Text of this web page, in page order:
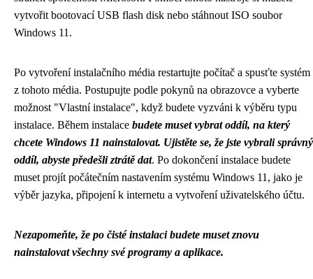
vytvořit bootovací USB flash disk nebo stáhnout ISO soubor
Windows 11.
Po vytvoření instalačního média restartujte počítač a spusťte systém
z tohoto média. Postupujte podle pokynů na obrazovce a vyberte
možnost "Vlastní instalace", když budete vyzváni k výběru typu
instalace. Během instalace budete muset vybrat oddíl, na který
chcete Windows 11 nainstalovat. Ujistěte se, že jste vybrali správný
oddíl, abyste předešli ztrátě dat. Po dokončení instalace budete
muset projít počátečním nastavením systému Windows 11, jako je
výběr jazyka, připojení k internetu a vytvoření uživatelského účtu.
Nezapomeňte, že po čisté instalaci budete muset znovu
nainstalovat všechny své programy a aplikace.